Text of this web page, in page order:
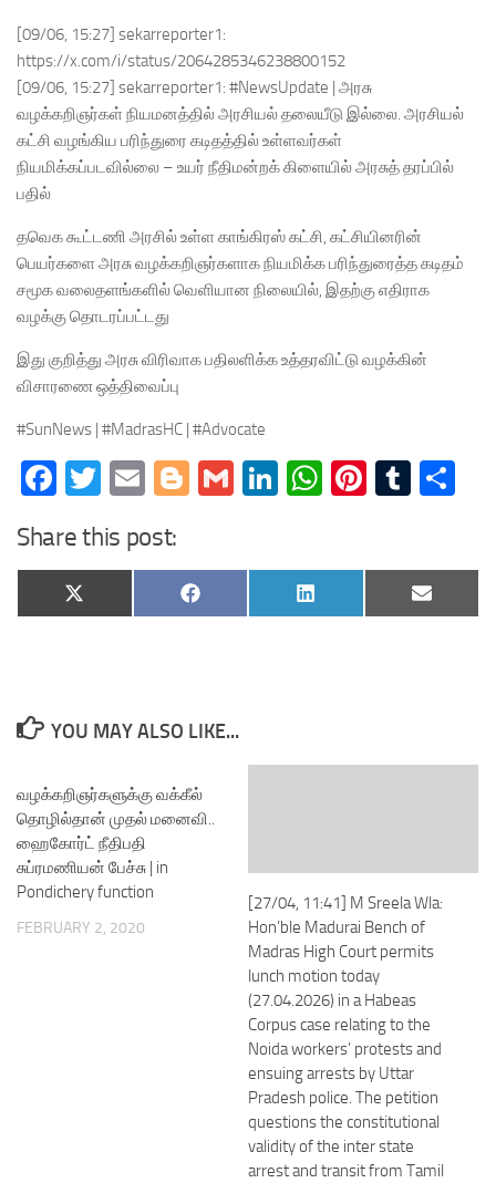
[09/06, 15:27] sekarreporter1:
https://x.com/i/status/2064285346238800152
[09/06, 15:27] sekarreporter1: #NewsUpdate | அரசு
வழக்கறிஞர்கள் நியமனத்தில் அரசியல் தலையீடு இல்லை. அரசியல்
கட்சி வழங்கிய பரிந்துரை கடிதத்தில் உள்ளவர்கள்
நியமிக்கப்படவில்லை – உயர் நீதிமன்றக் கிளையில் அரசுத் தரப்பில்
பதில்
தவெக கூட்டணி அரசில் உள்ள காங்கிரஸ் கட்சி, கட்சியினரின்
பெயர்களை அரசு வழக்கறிஞர்களாக நியமிக்க பரிந்துரைத்த கடிதம்
சமூக வலைதளங்களில் வெளியான நிலையில், இதற்கு எதிராக
வழக்கு தொடரப்பட்டது
இது குறித்து அரசு விரிவாக பதிலளிக்க உத்தரவிட்டு வழக்கின்
விசாரணை ஒத்திவைப்பு
#SunNews | #MadrasHC | #Advocate
Facebook
Twitter
EmailBlogger
GmailLinkedIn
WhatsApp
Share this post:
Share
on
X
(Twitter)
Share
on
Facebook
Share
on
LinkedIn
Share
on
Email
YOU MAY ALSO LIKE...
வழக்கறிஞர்களுக்கு வக்கீல்
தொழில்தான் முதல் மனைவி..
ஹைகோர்ட் நீதிபதி
சுப்ரமணியன் பேச்சு | in
Pondichery function
FEBRUARY 2, 2020
[27/04, 11:41] M Sreela Wla:
Hon’ble Madurai Bench of
Madras High Court permits
lunch motion today
(27.04.2026) in a Habeas
Corpus case relating to the
Noida workers’ protests and
ensuing arrests by Uttar
Pradesh police. The petition
questions the constitutional
validity of the inter state
arrest and transit from Tamil